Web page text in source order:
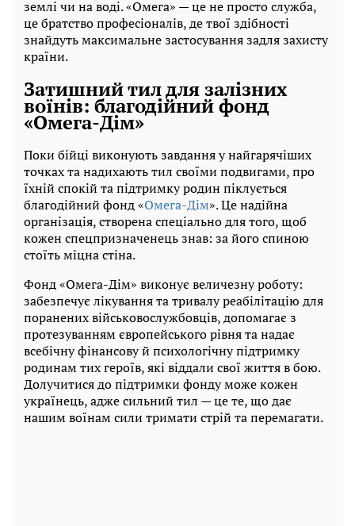
землі чи на воді. «Омега» — це не просто служба,
це братство професіоналів, де твої здібності
знайдуть максимальне застосування задля захисту
країни.
Затишний тил для залізних
воїнів: благодійний фонд
«Омега-Дім»
Поки бійці виконують завдання у найгарячіших
точках та надихають тил своїми подвигами, про
їхній спокій та підтримку родин піклується
благодійний фонд «Омега-Дім». Це надійна
організація, створена спеціально для того, щоб
кожен спецпризначенець знав: за його спиною
стоїть міцна стіна.
Фонд «Омега-Дім» виконує величезну роботу:
забезпечує лікування та тривалу реабілітацію для
поранених військовослужбовців, допомагає з
протезуванням європейського рівня та надає
всебічну фінансову й психологічну підтримку
родинам тих героїв, які віддали свої життя в бою.
Долучитися до підтримки фонду може кожен
українець, адже сильний тил — це те, що дає
нашим воїнам сили тримати стрій та перемагати.